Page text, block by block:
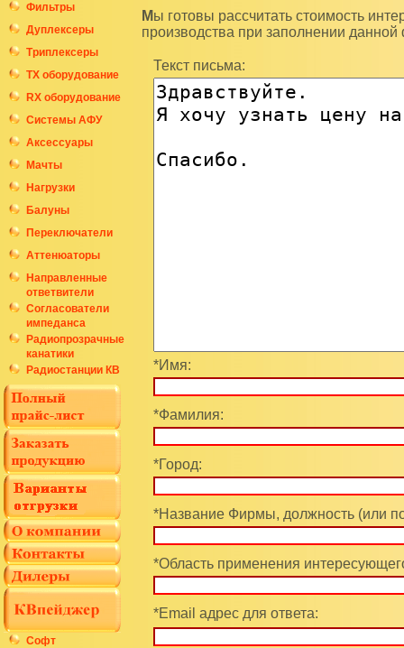
Фильтры
Дуплексеры
Триплексеры
ТХ оборудование
RX оборудование
Системы АФУ
Аксессуары
Мачты
Нагрузки
Балуны
Переключатели
Аттенюаторы
Направленные
ответвители
Согласователи
импеданса
Радиопрозрачные
канатики
Радиостанции КВ
Софт
Мы готовы рассчитать стоимость интересующих вас изделий по последним ценам нашего
производства при заполнении
Текст письма:
*Имя:
*Фамилия:
*Город:
*Название Фирмы, должность (или
*Область применения
*Email адрес для ответа: